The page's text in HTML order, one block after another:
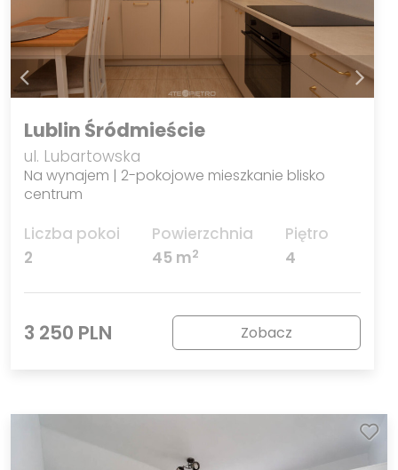
Lublin Śródmieście
ul. Lubartowska
Na wynajem | 2-pokojowe mieszkanie blisko
centrum
Liczba pokoi
2
Powierzchnia
45 m2
Piętro
4
3 250 PLN Zobacz